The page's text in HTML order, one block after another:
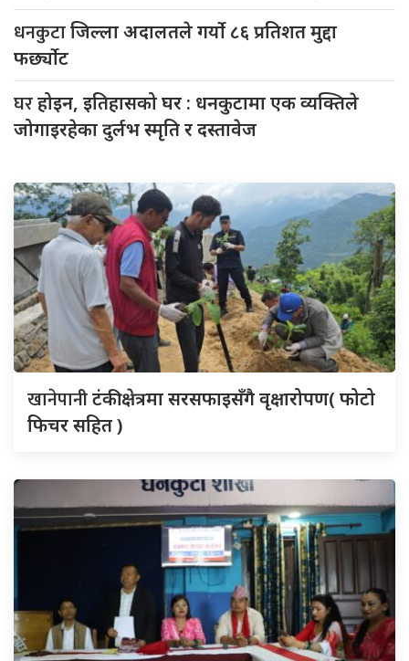
धनकुटाजिल्ला अदालतले गर्यो ८६ प्रतिशत मुद्दा
फर्छ्योट
घरहोइन, इतिहासको घर : धनकुटामा एक व्यक्तिले
जोगाइरहेका दुर्लभ स्मृति र दस्तावेज
खानेपानीटंकी क्षेत्रमा सरसफाइसँगै वृक्षारोपण( फोटो
फिचर सहित )